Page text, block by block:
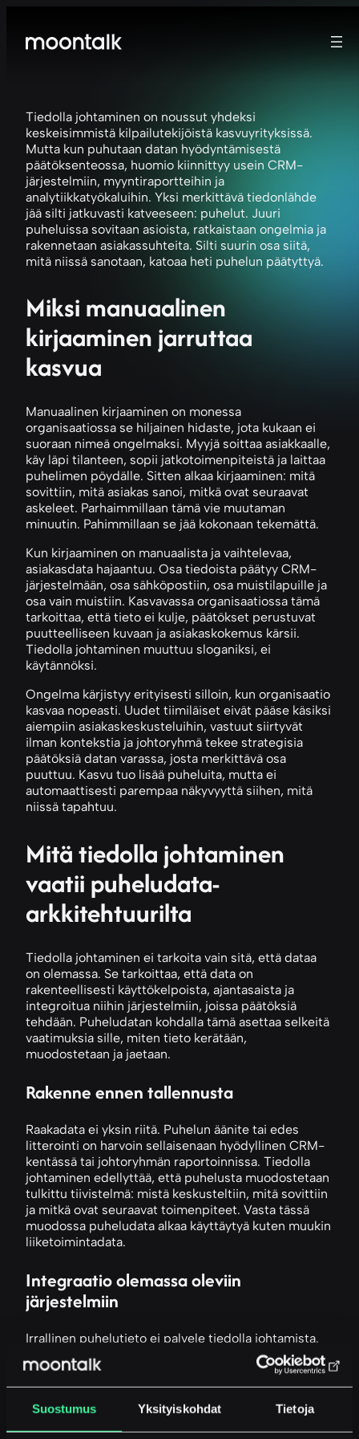
Suostumus Yksityiskohdat Tietoja
Tiedolla johtaminen on noussut yhdeksi
keskeisimmistä kilpailutekijöistä kasvuyrityksissä.
Mutta kun puhutaan datan hyödyntämisestä
päätöksenteossa, huomio kiinnittyy usein CRM-
järjestelmiin, myyntiraportteihin ja
analytiikkatyökaluihin. Yksi merkittävä tiedonlähde
jää silti jatkuvasti katveeseen: puhelut. Juuri
puheluissa sovitaan asioista, ratkaistaan ongelmia ja
rakennetaan asiakassuhteita. Silti suurin osa siitä,
mitä niissä sanotaan, katoaa heti puhelun päätyttyä.
Miksi manuaalinen
kirjaaminen jarruttaa
kasvua
Manuaalinen kirjaaminen on monessa
organisaatiossa se hiljainen hidaste, jota kukaan ei
suoraan nimeä ongelmaksi. Myyjä soittaa asiakkaalle,
käy läpi tilanteen, sopii jatkotoimenpiteistä ja laittaa
puhelimen pöydälle. Sitten alkaa kirjaaminen: mitä
sovittiin, mitä asiakas sanoi, mitkä ovat seuraavat
askeleet. Parhaimmillaan tämä vie muutaman
minuutin. Pahimmillaan se jää kokonaan tekemättä.
Kun kirjaaminen on manuaalista ja vaihtelevaa,
asiakasdata hajaantuu. Osa tiedoista päätyy CRM-
järjestelmään, osa sähköpostiin, osa muistilapuille ja
osa vain muistiin. Kasvavassa organisaatiossa tämä
tarkoittaa, että tieto ei kulje, päätökset perustuvat
puutteelliseen kuvaan ja asiakaskokemus kärsii.
Tiedolla johtaminen muuttuu sloganiksi, ei
käytännöksi.
Ongelma kärjistyy erityisesti silloin, kun organisaatio
kasvaa nopeasti. Uudet tiimiläiset eivät pääse käsiksi
aiempiin asiakaskeskusteluihin, vastuut siirtyvät
ilman kontekstia ja johtoryhmä tekee strategisia
päätöksiä datan varassa, josta merkittävä osa
puuttuu. Kasvu tuo lisää puheluita, mutta ei
automaattisesti parempaa näkyvyyttä siihen, mitä
niissä tapahtuu.
Mitä tiedolla johtaminen
vaatii puheludata-
arkkitehtuurilta
Tiedolla johtaminen ei tarkoita vain sitä, että dataa
on olemassa. Se tarkoittaa, että data on
rakenteellisesti käyttökelpoista, ajantasaista ja
integroitua niihin järjestelmiin, joissa päätöksiä
tehdään. Puheludatan kohdalla tämä asettaa selkeitä
vaatimuksia sille, miten tieto kerätään,
muodostetaan ja jaetaan.
Rakenne ennen tallennusta
Raakadata ei yksin riitä. Puhelun äänite tai edes
litterointi on harvoin sellaisenaan hyödyllinen CRM-
kentässä tai johtoryhmän raportoinnissa. Tiedolla
johtaminen edellyttää, että puhelusta muodostetaan
tulkittu tiivistelmä: mistä keskusteltiin, mitä sovittiin
ja mitkä ovat seuraavat toimenpiteet. Vasta tässä
muodossa puheludata alkaa käyttäytyä kuten muukin
liiketoimintadata.
Integraatio olemassa oleviin
järjestelmiin
Irrallinen puhelutieto ei palvele tiedolla johtamista.
Jotta puheluista syntyvä tieto on aidosti hyödyllistä,
sen täytyy virrata suoraan niihin järjestelmiin, joita
organisaatio jo käyttää. CRM- ja ERP-integraatiot
ovat tässä avainasemassa. Kun asiakaskeskustelun
yhteenveto tallentuu automaattisesti oikeaan
paikkaan oikeaan kontaktiin, data on käytettävissä